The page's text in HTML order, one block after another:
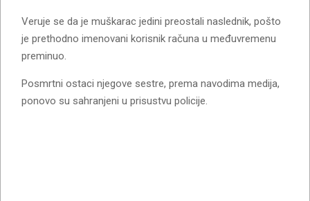
Veruje se da je muškarac jedini preostali naslednik, pošto
je prethodno imenovani korisnik računa u međuvremenu
preminuo.
Posmrtni ostaci njegove sestre, prema navodima medija,
ponovo su sahranjeni u prisustvu policije.